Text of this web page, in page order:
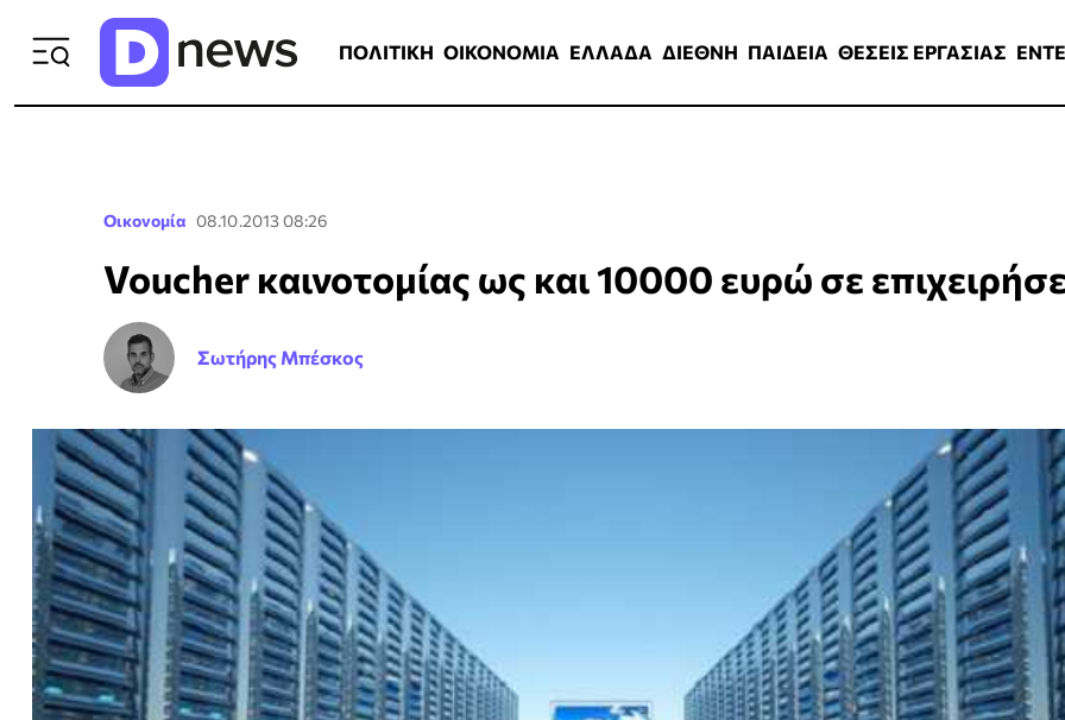
ΠΟΛΙΤΙΚΗ ΟΙΚΟΝΟΜΙΑ ΕΛΛΑΔΑ ΔΙΕΘΝΗ ΠΑΙΔΕΙΑ ΘΕΣΕΙΣ ΕΡΓΑΣΙΑΣ
Οικονομία 08.10.2013 08:26
Voucher καινοτομίας ως και 10000 ευρώ σε
Σωτήρης Μπέσκος